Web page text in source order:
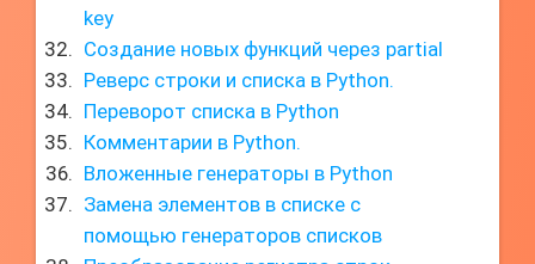
key
Создание новых функций через partial
Реверс строки и списка в Python.
Переворот списка в Python
Комментарии в Python.
Вложенные генераторы в Python
Замена элементов в списке с
помощью генераторов списков